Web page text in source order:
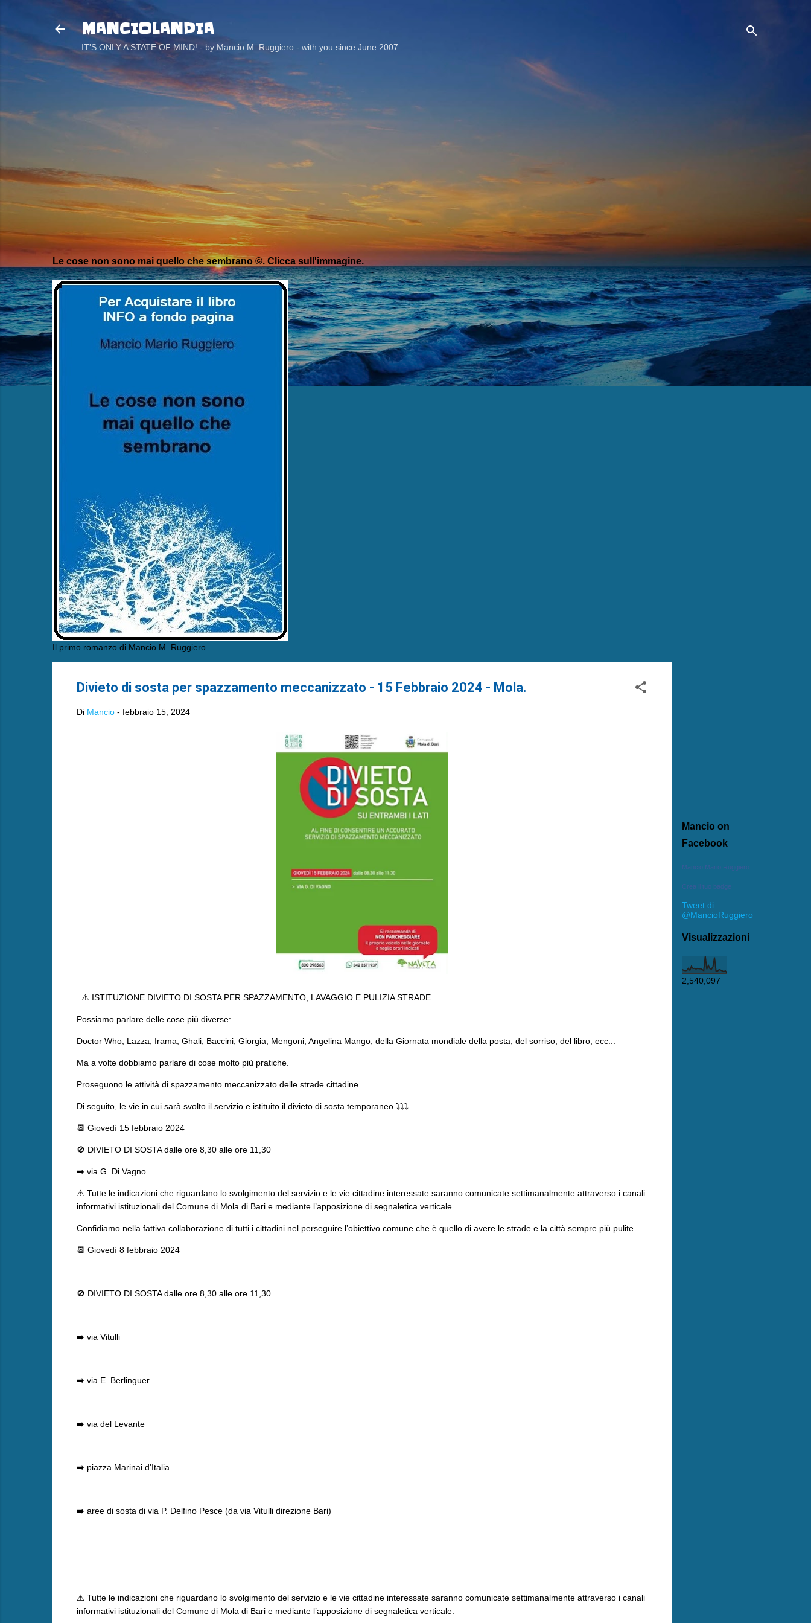
MANCIOLANDIA
IT'S ONLY A STATE OF MIND! - by Mancio M. Ruggiero - with you since June 2007
Mancio on
Facebook
Mancio Mario Ruggiero
Crea il tuo badge
Tweet di
@MancioRuggiero
Visualizzazioni
2,540,097
Le cose non sono mai quello che sembrano ©. Clicca sull'immagine.
Il primo romanzo di Mancio M. Ruggiero
Divieto di sosta per spazzamento meccanizzato - 15 Febbraio 2024 - Mola.
Di Mancio - febbraio 15, 2024
⚠️ ISTITUZIONE DIVIETO DI SOSTA PER SPAZZAMENTO, LAVAGGIO E PULIZIA STRADE
Possiamo parlare delle cose più diverse:
Doctor Who, Lazza, Irama, Ghali, Baccini, Giorgia, Mengoni, Angelina Mango, della Giornata mondiale della posta, del sorriso, del libro, ecc...
Ma a volte dobbiamo parlare di cose molto più pratiche.
Proseguono le attività di spazzamento meccanizzato delle strade cittadine.
Di seguito, le vie in cui sarà svolto il servizio e istituito il divieto di sosta temporaneo ⤵️⤵️⤵️
📆 Giovedì 15 febbraio 2024
🚫 DIVIETO DI SOSTA dalle ore 8,30 alle ore 11,30
➡️ via G. Di Vagno
⚠️ Tutte le indicazioni che riguardano lo svolgimento del servizio e le vie cittadine interessate saranno comunicate settimanalmente attraverso i canali
informativi istituzionali del Comune di Mola di Bari e mediante l’apposizione di segnaletica verticale.
Confidiamo nella fattiva collaborazione di tutti i cittadini nel perseguire l’obiettivo comune che è quello di avere le strade e la città sempre più pulite.
📆 Giovedì 8 febbraio 2024
🚫 DIVIETO DI SOSTA dalle ore 8,30 alle ore 11,30
➡️ via Vitulli
➡️ via E. Berlinguer
➡️ via del Levante
➡️ piazza Marinai d'Italia
➡️ aree di sosta di via P. Delfino Pesce (da via Vitulli direzione Bari)
⚠️ Tutte le indicazioni che riguardano lo svolgimento del servizio e le vie cittadine interessate saranno comunicate settimanalmente attraverso i canali
informativi istituzionali del Comune di Mola di Bari e mediante l’apposizione di segnaletica verticale.